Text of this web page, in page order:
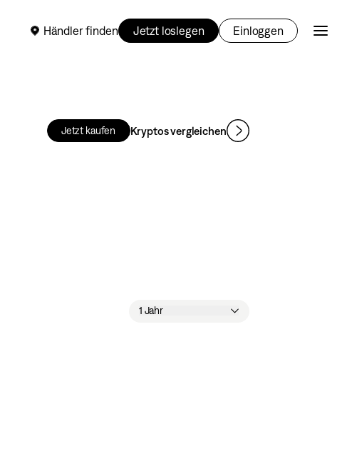
Händler finden Jetzt loslegen Einloggen
Jetzt kaufen Kryptos vergleichen
1 Jahr